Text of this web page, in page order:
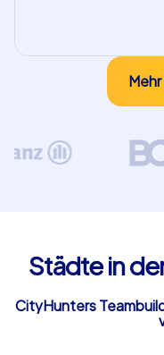
Städte in
CityHunters